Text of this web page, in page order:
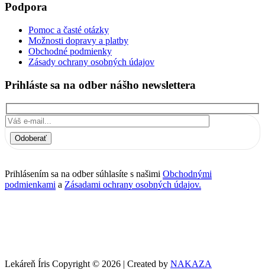
Podpora
Pomoc a časté otázky
Možnosti dopravy a platby
Obchodné podmienky
Zásady ochrany osobných údajov
Prihláste sa na odber nášho newslettera
Odoberať
Prihlásením sa na odber súhlasíte s našimi Obchodnými
podmienkami a Zásadami ochrany osobných údajov.
Lekáreň Íris Copyright © 2026 | Created by NAKAZA